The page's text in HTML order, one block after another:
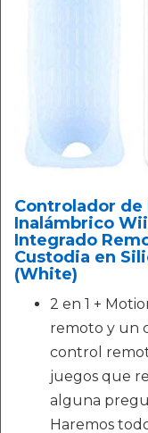
Controlador
Inalámbrico
Integrado
Custodia en
(White)
2 en 1 +
remoto y un
control
juegos que
alguna
Haremos